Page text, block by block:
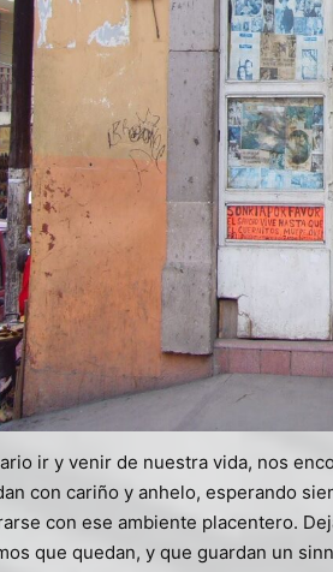
ir y venir de nuestra vida, nos
con cariño y anhelo, esperando
con ese ambiente placentero.
que quedan, y que guardan un